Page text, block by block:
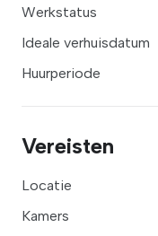
Werkstatus
Ideale verhuisdatum
Huurperiode
Vereisten
Locatie
Kamers